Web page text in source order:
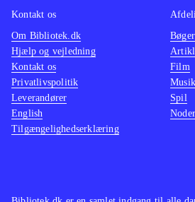
Kontakt os
Om Bibliotek.dk
Hjælp og vejledning
Kontakt os
Privatlivspolitik
Leverandører
English
Tilgængelighedserklæring
Bøger
Film
Musik
Spil
Noder